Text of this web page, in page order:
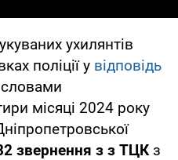
ухилянтів
поліції у відповідь
місяці 2024 року
звернення з з ТЦКз